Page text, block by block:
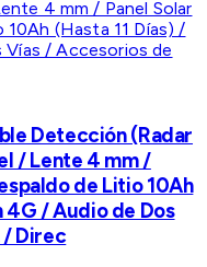
Detección (Radar
/ Lente 4 mm /
de Litio 10Ah
4G / Audio de Dos
/ Direc